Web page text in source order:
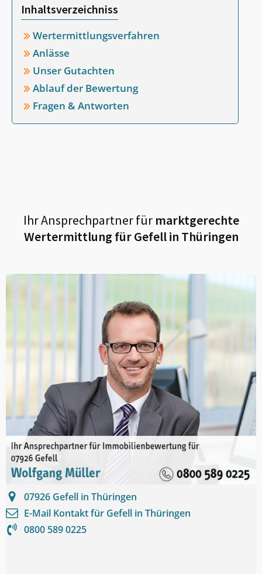
Inhaltsverzeichniss
Wertermittlungsverfahren
Anlässe
Unser Gutachten
Ablauf der Bewertung
Fragen & Antworten
Ihr Ansprechpartner fürmarktgerechte
Wertermittlung fürGefell in Thüringen
07926 Gefell in Thüringen
E-Mail Kontakt für Gefell in Thüringen
0800 589 0225